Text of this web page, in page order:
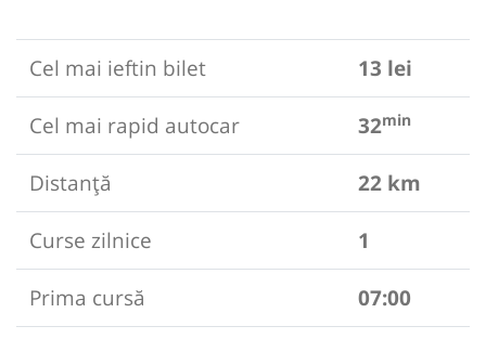
Cel mai ieftin bilet
13 lei
Cel mai rapid autocar
32min
Distanță
22 km
Curse zilnice
1
Prima cursă
07:00